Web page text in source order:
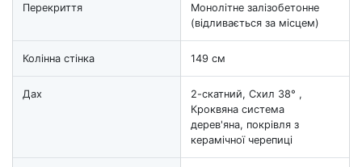
Перекриття
Монолітне залізобетонне
(відливається за місцем)
Колінна стінка 149 см
Дах
2-скатний, Схил 38° ,
Кроквяна система
дерев'яна, покрівля з
керамічної черепиці